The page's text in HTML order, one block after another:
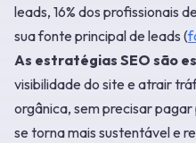
leads, 16% dos profissionais
sua fonte principal de leads (
As estratégias SEO são
visibilidade do site e atrair
orgânica, sem precisar
se torna mais sustentável e